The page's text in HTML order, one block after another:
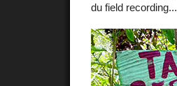
du field recording...